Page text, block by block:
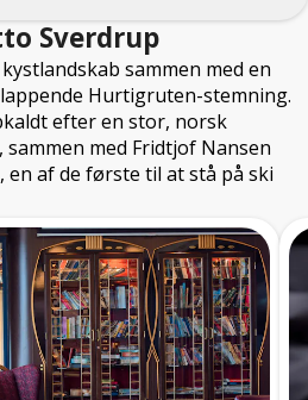
Sverdrup
sammen med en
Hurtigruten-stemning.
efter en stor, norsk
med Fridtjof Nansen
af ​​de første til at stå på ski